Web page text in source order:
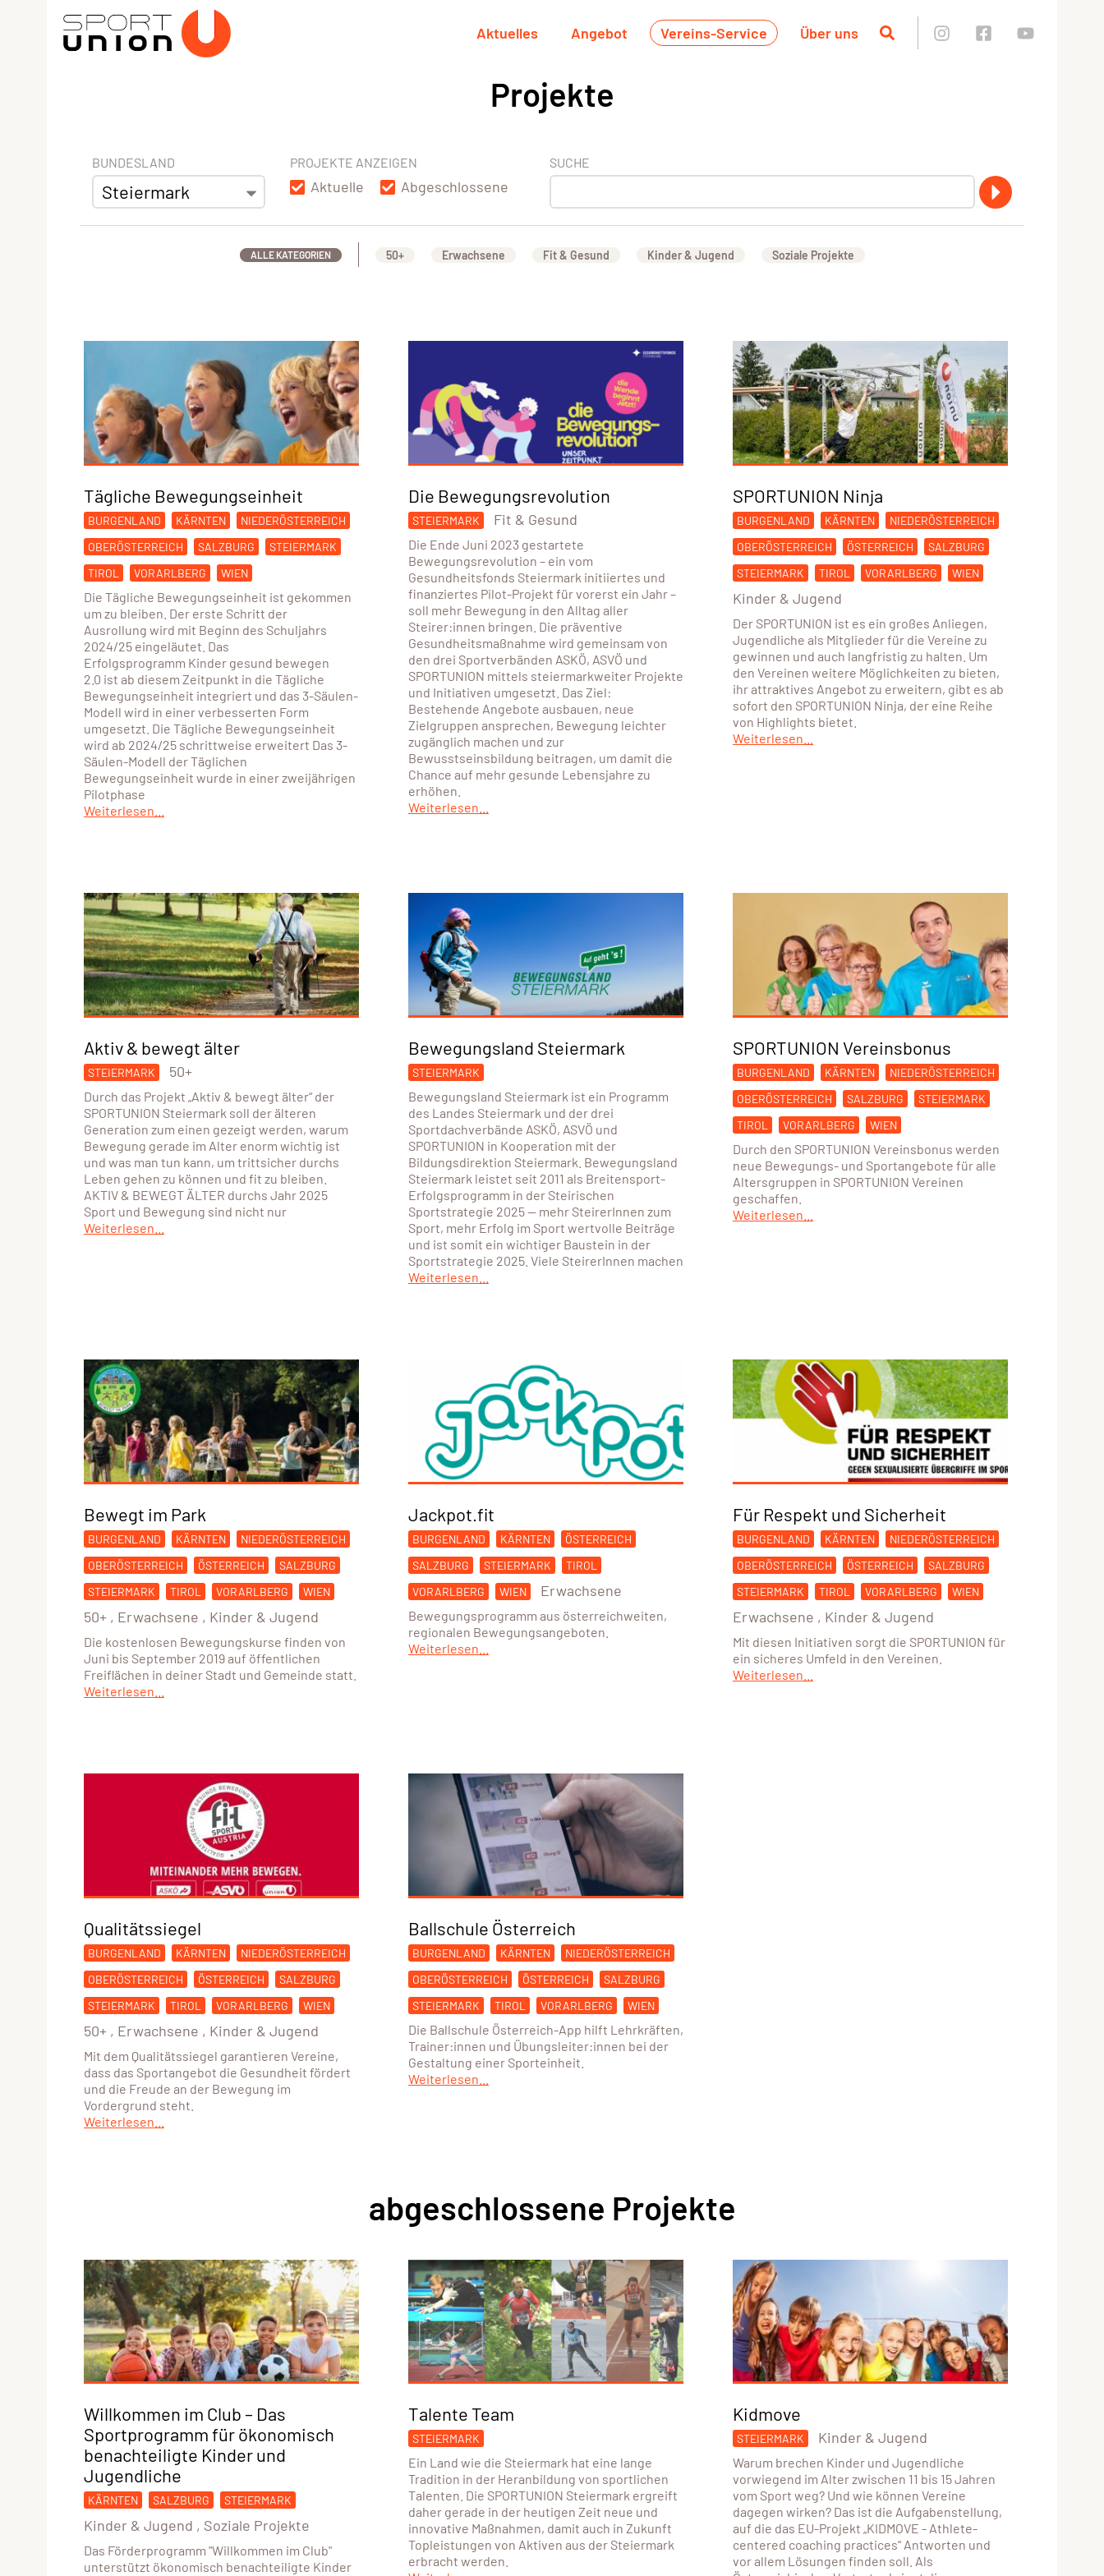
Aktuelles Angebot Vereins-Service Über uns
Projekte
BUNDESLAND PROJEKTE ANZEIGEN
Aktuelle Abgeschlossene
SUCHE
ALLE KATEGORIEN 50+ Erwachsene Fit & Gesund Kinder & Jugend Soziale Projekte
Tägliche Bewegungseinheit
BURGENLAND KÄRNTEN
NIEDERÖSTERREICH
OBERÖSTERREICH
SALZBURG
STEIERMARK
TIROL
VORARLBERG WIEN
Die Tägliche Bewegungseinheit ist gekommen
um zu bleiben. Der erste Schritt der
Ausrollung wird mit Beginn des Schuljahrs
2024/25 eingeläutet. Das
Erfolgsprogramm Kinder gesund bewegen
2.0 ist ab diesem Zeitpunkt in die Tägliche
Bewegungseinheit integriert und das 3-Säulen-
Modell wird in einer verbesserten Form
umgesetzt. Die Tägliche Bewegungseinheit
wird ab 2024/25 schrittweise erweitert Das 3-
Säulen-Modell der Täglichen
Bewegungseinheit wurde in einer zweijährigen
Pilotphase
Weiterlesen...
Die Bewegungsrevolution
STEIERMARK Fit & Gesund
Die Ende Juni 2023 gestartete
Bewegungsrevolution – ein vom
Gesundheitsfonds Steiermark initiiertes und
finanziertes Pilot-Projekt für vorerst ein Jahr –
soll mehr Bewegung in den Alltag aller
Steirer:innen bringen. Die präventive
Gesundheitsmaßnahme wird gemeinsam von
den drei Sportverbänden ASKÖ, ASVÖ und
SPORTUNION mittels steiermarkweiter Projekte
und Initiativen umgesetzt. Das Ziel:
Bestehende Angebote ausbauen, neue
Zielgruppen ansprechen, Bewegung leichter
zugänglich machen und zur
Bewusstseinsbildung beitragen, um damit die
Chance auf mehr gesunde Lebensjahre zu
erhöhen.
Weiterlesen...
SPORTUNION Ninja
BURGENLAND KÄRNTEN
NIEDERÖSTERREICH
OBERÖSTERREICH
ÖSTERREICH
SALZBURG
STEIERMARK
TIROL VORARLBERG WIEN
Kinder & Jugend
Der SPORTUNION ist es ein großes Anliegen,
Jugendliche als Mitglieder für die Vereine zu
gewinnen und auch langfristig zu halten. Um
den Vereinen weitere Möglichkeiten zu bieten,
ihr attraktives Angebot zu erweitern, gibt es ab
sofort den SPORTUNION Ninja, der eine Reihe
von Highlights bietet.
Weiterlesen...
Aktiv & bewegt älter
STEIERMARK 50+
Durch das Projekt „Aktiv & bewegt älter“ der
SPORTUNION Steiermark soll der älteren
Generation zum einen gezeigt werden, warum
Bewegung gerade im Alter enorm wichtig ist
und was man tun kann, um trittsicher durchs
Leben gehen zu können und fit zu bleiben.
AKTIV & BEWEGT ÄLTER durchs Jahr 2025
Sport und Bewegung sind nicht nur
Weiterlesen...
Bewegungsland Steiermark
STEIERMARK
Bewegungsland Steiermark ist ein Programm
des Landes Steiermark und der drei
Sportdachverbände ASKÖ, ASVÖ und
SPORTUNION in Kooperation mit der
Bildungsdirektion Steiermark. Bewegungsland
Steiermark leistet seit 2011 als Breitensport-
Erfolgsprogramm in der Steirischen
Sportstrategie 2025 — mehr SteirerInnen zum
Sport, mehr Erfolg im Sport wertvolle Beiträge
und ist somit ein wichtiger Baustein in der
Sportstrategie 2025. Viele SteirerInnen machen
Weiterlesen...
SPORTUNION Vereinsbonus
BURGENLAND KÄRNTEN
NIEDERÖSTERREICH
OBERÖSTERREICH
SALZBURG
STEIERMARK
TIROL
VORARLBERG WIEN
Durch den SPORTUNION Vereinsbonus werden
neue Bewegungs- und Sportangebote für alle
Altersgruppen in SPORTUNION Vereinen
geschaffen.
Weiterlesen...
Bewegt im Park
BURGENLAND KÄRNTEN
NIEDERÖSTERREICH
OBERÖSTERREICH
ÖSTERREICH
SALZBURG
STEIERMARK
TIROL VORARLBERG WIEN
50+ , Erwachsene , Kinder & Jugend
Die kostenlosen Bewegungskurse finden von
Juni bis September 2019 auf öffentlichen
Freiflächen in deiner Stadt und Gemeinde statt.
Weiterlesen...
Jackpot.fit
BURGENLAND KÄRNTEN
ÖSTERREICH
SALZBURG
STEIERMARK
TIROL
VORARLBERG
WIEN Erwachsene
Bewegungsprogramm aus österreichweiten,
regionalen Bewegungsangeboten.
Weiterlesen...
Für Respekt und Sicherheit
BURGENLAND KÄRNTEN
NIEDERÖSTERREICH
OBERÖSTERREICH
ÖSTERREICH
SALZBURG
STEIERMARK
TIROL VORARLBERG WIEN
Erwachsene , Kinder & Jugend
Mit diesen Initiativen sorgt die SPORTUNION für
ein sicheres Umfeld in den Vereinen.
Weiterlesen...
Qualitätssiegel
BURGENLAND KÄRNTEN
NIEDERÖSTERREICH
OBERÖSTERREICH
ÖSTERREICH
SALZBURG
STEIERMARK
TIROL VORARLBERG WIEN
50+ , Erwachsene , Kinder & Jugend
Mit dem Qualitätssiegel garantieren Vereine,
dass das Sportangebot die Gesundheit fördert
und die Freude an der Bewegung im
Vordergrund steht.
Weiterlesen...
Ballschule Österreich
BURGENLAND KÄRNTEN
NIEDERÖSTERREICH
OBERÖSTERREICH
ÖSTERREICH
SALZBURG
STEIERMARK
TIROL VORARLBERG WIEN
Die Ballschule Österreich-App hilft Lehrkräften,
Trainer:innen und Übungsleiter:innen bei der
Gestaltung einer Sporteinheit.
Weiterlesen...
abgeschlossene Projekte
Willkommen im Club – Das
Sportprogramm für ökonomisch
benachteiligte Kinder und
Jugendliche
KÄRNTEN SALZBURG STEIERMARK
Kinder & Jugend , Soziale Projekte
Das Förderprogramm "Willkommen im Club"
unterstützt ökonomisch benachteiligte Kinder
Talente Team
STEIERMARK
Ein Land wie die Steiermark hat eine lange
Tradition in der Heranbildung von sportlichen
Talenten. Die SPORTUNION Steiermark ergreift
daher gerade in der heutigen Zeit neue und
innovative Maßnahmen, damit auch in Zukunft
Topleistungen von Aktiven aus der Steiermark
erbracht werden.
Kidmove
STEIERMARK Kinder & Jugend
Warum brechen Kinder und Jugendliche
vorwiegend im Alter zwischen 11 bis 15 Jahren
vom Sport weg? Und wie können Vereine
dagegen wirken? Das ist die Aufgabenstellung,
auf die das EU-Projekt „KIDMOVE - Athlete-
centered coaching practices“ Antworten und
vor allem Lösungen finden soll. Als